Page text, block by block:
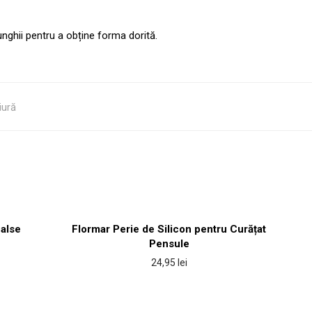
pentru a obține forma dorită.
Flormar Perie de Silicon pentru Curățat
Pensule
24,95 lei